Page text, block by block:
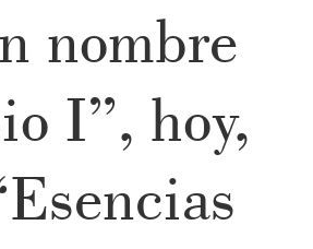
nombre
I”, hoy,